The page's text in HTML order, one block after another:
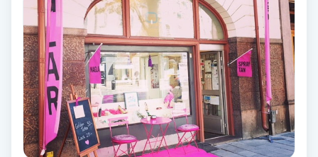
Spa manikyr & pedikyr
Spa-manikyr
Spa-pedikyr
Spraytan